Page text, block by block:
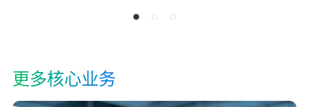
更多核心业务